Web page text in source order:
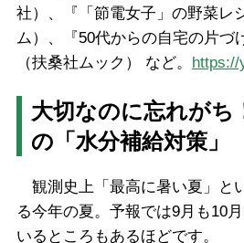
社）、『「節電女子」の野菜レ
ム）、『50代からの自宅の片づ
（扶桑社ムック） など。 https://
大切なのに忘れがち
の「水分補給対策」
観測史上「最高に暑い夏」と
る今年の夏。予報では9月も10
いるところもあるほどです。